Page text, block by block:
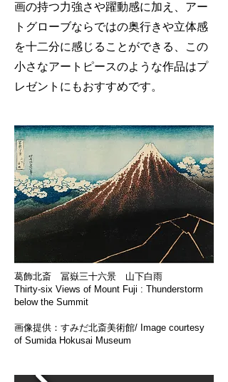
画の持つ力強さや躍動感に加え、アー
トグローブならではの奥行きや立体感
を十二分に感じることができる、この
小さなアートピースのような作品はプ
レゼントにもおすすめです。
葛飾北斎 冨嶽三十六景 山下白雨
Thirty-six Views of Mount Fuji : Thunderstorm
below the Summit
画像提供：すみだ北斎美術館/ Image courtesy
of Sumida Hokusai Museum